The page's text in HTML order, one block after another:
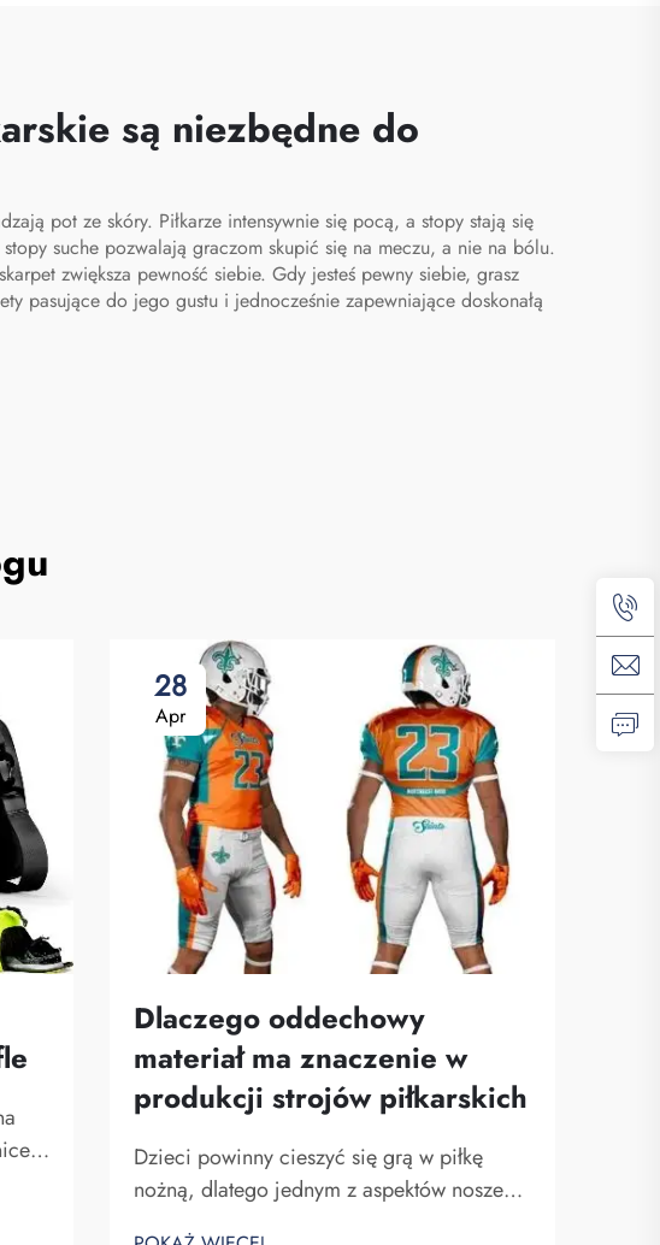
plecak
koszykówki i piłki
nożnej, torba podróżna
są niezbędne do
pot ze skóry. Piłkarze intensywnie się pocą, a stopy stają się
suche pozwalają graczom skupić się na meczu, a nie na bólu.
zwiększa pewność siebie. Gdy jesteś pewny siebie, grasz
pasujące do jego gustu i jednocześnie zapewniające doskonałą
28
Apr
Dlaczego oddechowy
materiał ma znaczenie w
produkcji strojów piłkarskich
Dzieci powinny cieszyć się grą w piłkę
nożną, dlatego jednym z aspektów noszenia